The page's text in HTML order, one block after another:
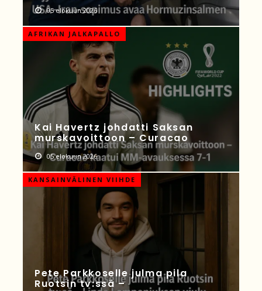
05 elokuun 2026
AFRIKAN JALKAPALLO
Kai Havertz johdatti Saksan
murskavoittoon – Curacao
05 elokuun 2026
KANSAINVÄLINEN VIIHDE
Pete Parkkoselle julma pila
Ruotsin tv:ssä –